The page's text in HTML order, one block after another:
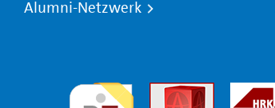
Alumni-Netzwerk